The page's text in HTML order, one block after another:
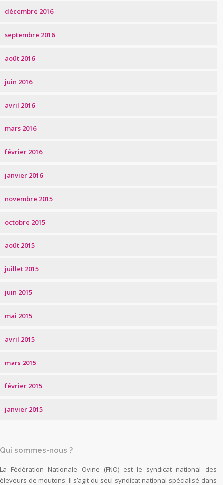
décembre 2016
septembre 2016
août 2016
juin 2016
avril 2016
mars 2016
février 2016
janvier 2016
novembre 2015
octobre 2015
août 2015
juillet 2015
juin 2015
mai 2015
avril 2015
mars 2015
février 2015
janvier 2015
Qui sommes-nous ?
La Fédération Nationale Ovine (FNO) est le syndicat national des
éleveurs de moutons. Il s’agit du seul syndicat national spécialisé dans